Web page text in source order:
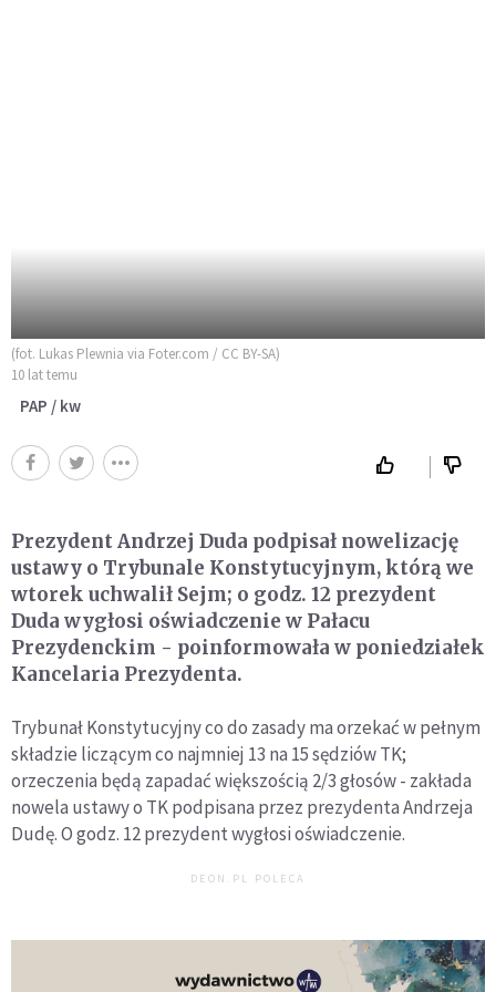
(fot. Lukas Plewnia via Foter.com / CC BY-SA)
10 lat temu
PAP / kw
Prezydent Andrzej Duda podpisał nowelizację
ustawy o Trybunale Konstytucyjnym, którą we
wtorek uchwalił Sejm; o godz. 12 prezydent
Duda wygłosi oświadczenie w Pałacu
Prezydenckim - poinformowała w poniedziałek
Kancelaria Prezydenta.
Trybunał Konstytucyjny co do zasady ma orzekać w pełnym
składzie liczącym co najmniej 13 na 15 sędziów TK;
orzeczenia będą zapadać większością 2/3 głosów - zakłada
nowela ustawy o TK podpisana przez prezydenta Andrzeja
Dudę. O godz. 12 prezydent wygłosi oświadczenie.
DEON.PL POLECA